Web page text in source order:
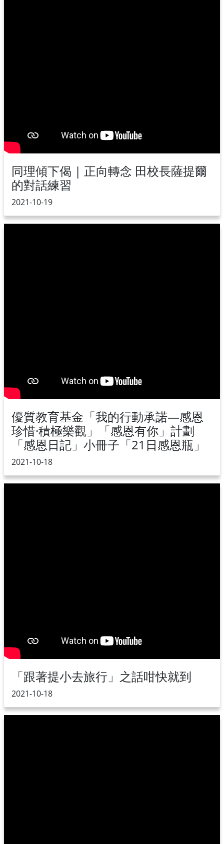
同理傾下偈 | 正向轉念 田校長薩提爾
的對話練習
2021-10-19
優質教育基金「我的行動承諾—感恩
珍惜·積極樂觀」「感恩有你」計劃
「感恩日記」小冊子「21日感恩瓶」
2021-10-18
「跟著提小去旅行」之話咁快就到
2021-10-18